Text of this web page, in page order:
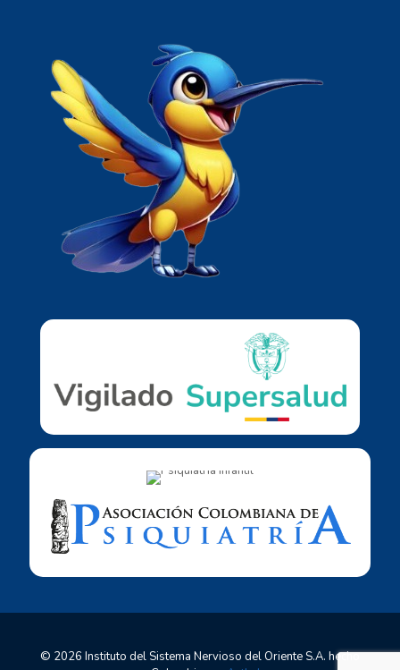
© 2026 Instituto del Sistema Nervioso del Oriente S.A. hecho